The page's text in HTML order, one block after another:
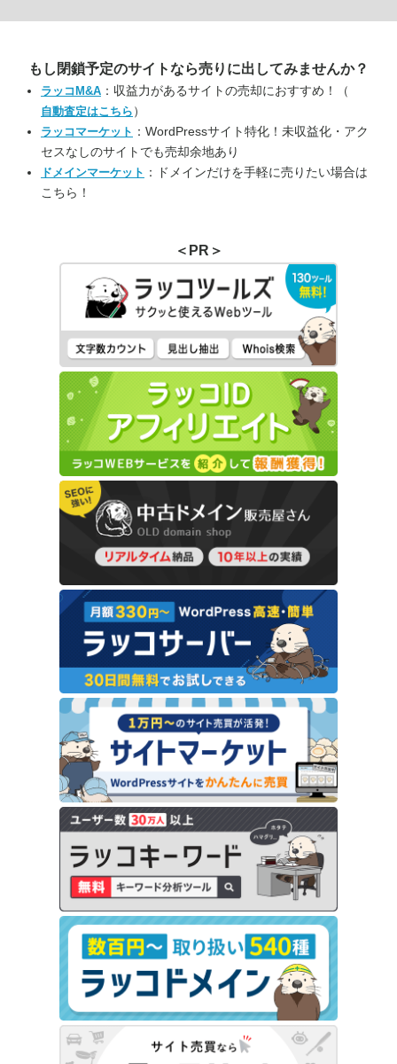
もし閉鎖予定のサイトなら売りに出してみませんか？
ラッコM&A ：収益力があるサイトの売却におすすめ！（
自動査定はこちら ）
ラッコマーケット ：WordPressサイト特化！未収益化・アク
セスなしのサイトでも売却余地あり
ドメインマーケット ：ドメインだけを手軽に売りたい場合は
こちら！
＜PR＞